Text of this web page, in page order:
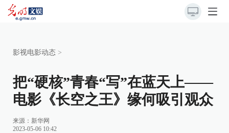
影视电影动态 >
把“硬核”青春“写”在蓝天上——
电影《长空之王》缘何吸引观众
来源： 新华网
2023-05-06 10:42